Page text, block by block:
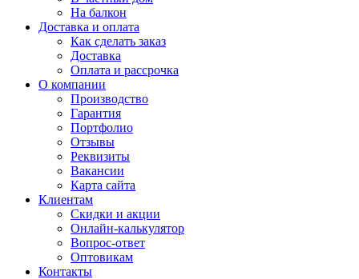
На балкон
Доставка и оплата
Как сделать заказ
Доставка
Оплата и рассрочка
О компании
Производство
Гарантия
Портфолио
Отзывы
Реквизиты
Вакансии
Карта сайта
Клиентам
Скидки и акции
Онлайн-калькулятор
Вопрос-ответ
Оптовикам
Контакты